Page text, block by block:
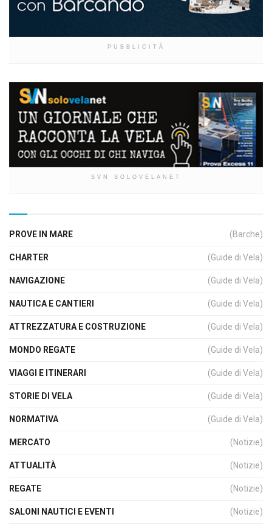
PUBBLICITÀ
SVN SOLOVELANET
PROVE IN MARE (Barche)
CHARTER (Guide di Vela)
NAVIGAZIONE (Guide di Vela)
NAUTICA E CANTIERI (Guide di Vela)
ATTREZZATURA E COSTRUZIONE (Guide di Vela)
MONDO REGATE (Guide di Vela)
VIAGGI E ITINERARI (Guide di Vela)
STORIE DI VELA (Guide di Vela)
NORMATIVA (Guide di Vela)
MERCATO (Notizie)
ATTUALITÀ (Notizie)
REGATE (Notizie)
SALONI NAUTICI E EVENTI (Notizie)